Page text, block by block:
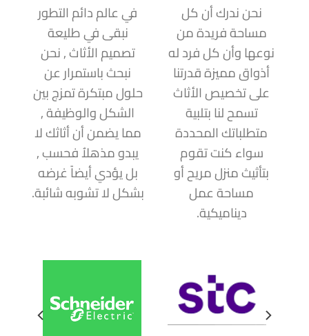
نحن ندرك أن كل
مساحة فريدة من
نوعها وأن كل فرد له
أذواق مميزة قدرتنا
على تخصيص الأثاث
تسمح لنا بتلبية
متطلباتك المحددة
سواء كنت تقوم
بتأثيث منزل مريح أو
مساحة عمل
ديناميكية.
في عالم دائم التطور
نبقى في طليعة
تصميم الأثاث , نحن
نبحث باستمرار عن
حلول مبتكرة تمزج بين
الشكل والوظيفة ,
مما يضمن أن أثاثك لا
يبدو مذهلاُ فحسب ,
بل يؤدي أيضاً غرضه
بشكل لا تشوبه شائبة.